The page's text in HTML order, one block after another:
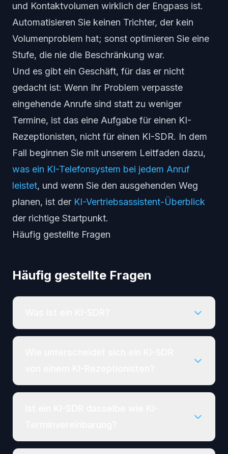
und Kontaktvolumen wirklich der Engpass ist.
Automatisieren Sie keinen Trichter, der kein
Volumenproblem hat; sonst optimieren Sie eine
Stufe, die nie die Beschränkung war.
Und es gibt ein Geschäft, für das er nicht
gedacht ist: Wenn Ihr Problem verpasste
eingehende Anrufe sind statt zu weniger
Termine, ist das eine Aufgabe für einen KI-
Rezeptionisten, nicht für einen KI-SDR. In dem
Fall beginnen Sie mit unserem Leitfaden dazu,
was ein KI-Telefonsystem bei jedem Anruf
leistet, und wenn Sie den ausgehenden Weg
planen, ist der KI-Vertriebsassistent-Überblick
der richtige Startpunkt.
Häufig gestellte Fragen
Häufig gestellte Fragen